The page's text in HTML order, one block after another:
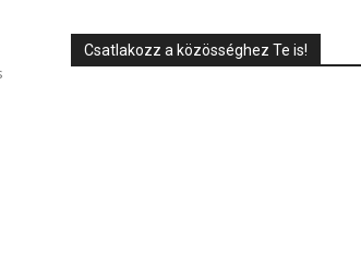
Csatlakozz a közösséghez Te is!